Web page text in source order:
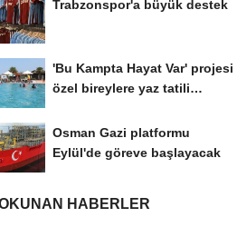
Trabzonspor'a büyük destek
'Bu Kampta Hayat Var' projesi
özel bireylere yaz tatili
Osman Gazi platformu
Eylül'de göreve başlayacak
HABERLER